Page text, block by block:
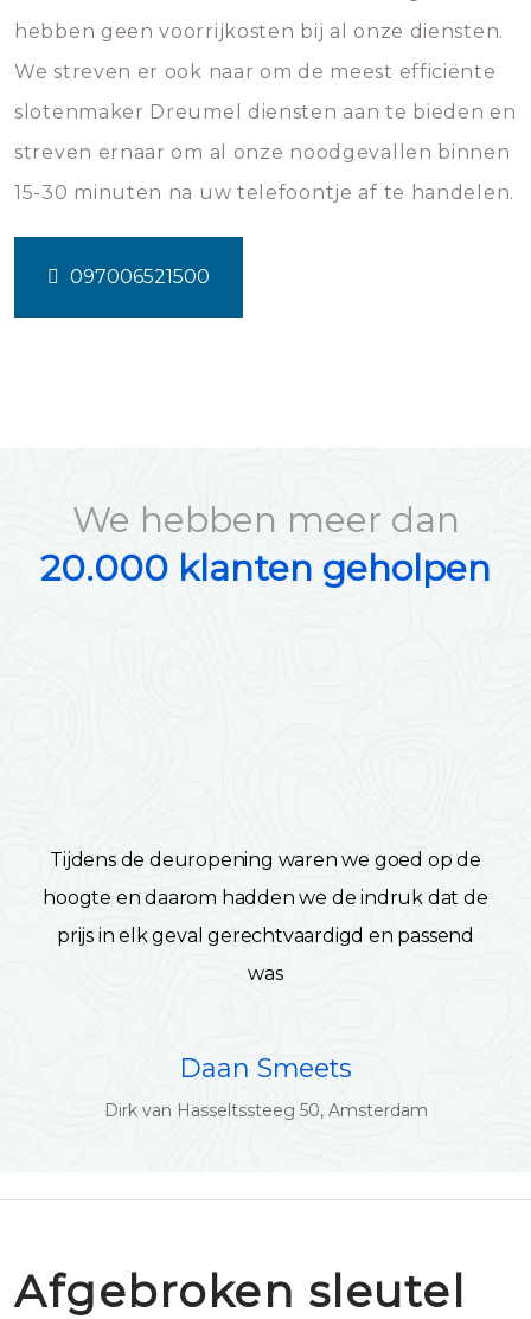
hebben geen voorrijkosten bij al onze diensten.
We streven er ook naar om de meest efficiënte
slotenmaker Dreumel diensten aan te bieden en
streven ernaar om al onze noodgevallen binnen
15-30 minuten na uw telefoontje af te handelen.
097006521500
We hebben meer dan
20.000 klanten geholpen
Tijdens de deuropening waren we goed op de
hoogte en daarom hadden we de indruk dat de
prijs in elk geval gerechtvaardigd en passend
was
Daan Smeets
Dirk van Hasseltssteeg 50, Amsterdam
Afgebroken sleutel